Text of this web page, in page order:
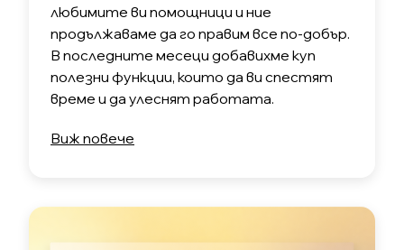
любимите ви помощници и ние
продължаваме да го правим все по-добър.
В последните месеци добавихме куп
полезни функции, които да ви спестят
време и да улеснят работата.
Виж повече